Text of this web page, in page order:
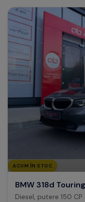
ACUM ÎN STOC
BMW 318d Touring
Diesel, putere 150 CP